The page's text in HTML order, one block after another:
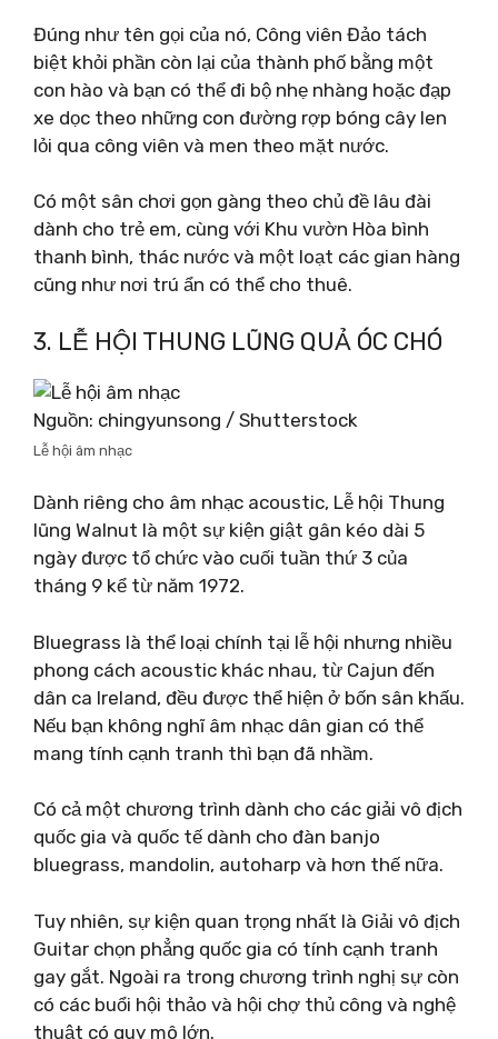
Đúng như tên gọi của nó, Công viên Đảo tách
biệt khỏi phần còn lại của thành phố bằng một
con hào và bạn có thể đi bộ nhẹ nhàng hoặc đạp
xe dọc theo những con đường rợp bóng cây len
lỏi qua công viên và men theo mặt nước.
Có một sân chơi gọn gàng theo chủ đề lâu đài
dành cho trẻ em, cùng với Khu vườn Hòa bình
thanh bình, thác nước và một loạt các gian hàng
cũng như nơi trú ẩn có thể cho thuê.
3. LỄ HỘI THUNG LŨNG QUẢ ÓC CHÓ
Nguồn: chingyunsong / Shutterstock
Lễ hội âm nhạc
Dành riêng cho âm nhạc acoustic, Lễ hội Thung
lũng Walnut là một sự kiện giật gân kéo dài 5
ngày được tổ chức vào cuối tuần thứ 3 của
tháng 9 kể từ năm 1972.
Bluegrass là thể loại chính tại lễ hội nhưng nhiều
phong cách acoustic khác nhau, từ Cajun đến
dân ca Ireland, đều được thể hiện ở bốn sân khấu.
Nếu bạn không nghĩ âm nhạc dân gian có thể
mang tính cạnh tranh thì bạn đã nhầm.
Có cả một chương trình dành cho các giải vô địch
quốc gia và quốc tế dành cho đàn banjo
bluegrass, mandolin, autoharp và hơn thế nữa.
Tuy nhiên, sự kiện quan trọng nhất là Giải vô địch
Guitar chọn phẳng quốc gia có tính cạnh tranh
gay gắt. Ngoài ra trong chương trình nghị sự còn
có các buổi hội thảo và hội chợ thủ công và nghệ
thuật có quy mô lớn.